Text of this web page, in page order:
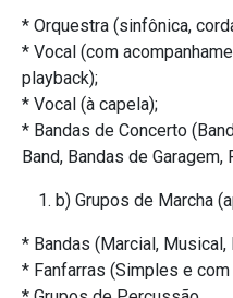
* Orquestra (sinfônica,
* Vocal (com
playback);
* Vocal (à capela);
* Bandas de Concerto
Band, Bandas de Garagem,
b) Grupos de Marcha
* Bandas (Marcial, Musical,
* Fanfarras (Simples e